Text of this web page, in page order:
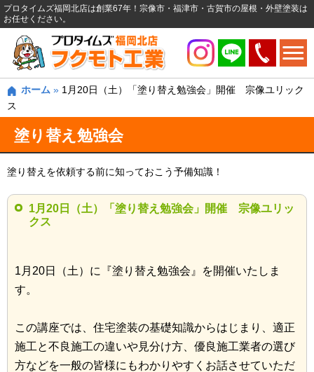
プロタイムズ福岡北店は創業67年！宗像市・福津市・古賀市の屋根・外壁塗装は
お任せください。
ホーム » 1月20日（土）「塗り替え勉強会」開催 宗像ユリック
ス
塗り替え勉強会
塗り替えを依頼する前に知っておこう予備知識！
1月20日（土）「塗り替え勉強会」開催 宗像ユリッ
クス
1月20日（土）に『塗り替え勉強会』を開催いたしま
す。
この講座では、住宅塗装の基礎知識からはじまり、適正
施工と不良施工の違いや見分け方、優良施工業者の選び
方などを一般の皆様にもわかりやすくお話させていただ